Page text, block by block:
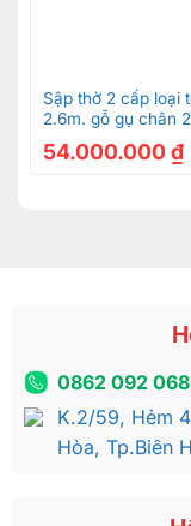
Sập thờ 2 cấp loại
2.6m. gỗ gụ chân
54.000.000 ₫
0862 092 068
K.2/59, Hẻm
Hòa, Tp.Biên